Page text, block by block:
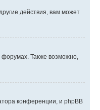
действия, вам может
Также возможно,
конференции, и phpBB